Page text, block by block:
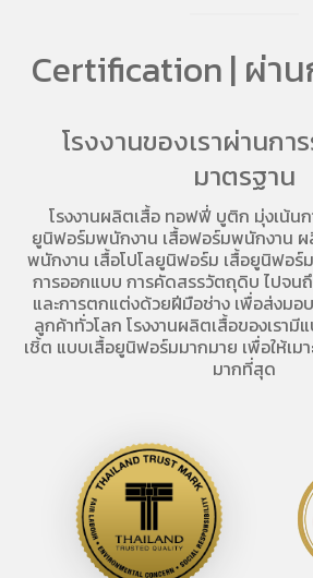
Certification | ผ่า
โรงงานของเราผ่านกา
มาตรฐาน
โรงงานผลิตเสื้อ ทอฟฟี่ บูติก มุ่งเน้นก
ยูนิฟอร์มพนักงาน เสื้อฟอร์มพนักงาน ผ
พนักงาน เสื้อโปโลยูนิฟอร์ม เสื้อยูนิฟอ
การออกแบบ การคัดสรรวัตถุดิบ ไปจน
และการตกแต่งด้วยฝีมือช่าง เพื่อส่งม
ลูกค้าทั่วโลก โรงงานผลิตเสื้อของเรามี
เชิ้ต แบบเสื้อยูนิฟอร์มมากมาย เพื่อให้เ
มากที่สุด